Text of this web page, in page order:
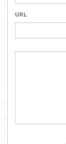
URL